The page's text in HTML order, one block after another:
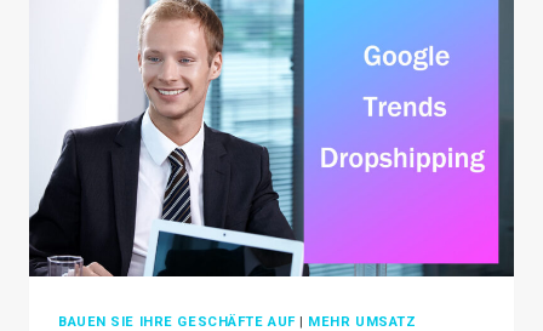
FOR
DROPSHIPPING
GROWTH
2026
BAUEN SIE IHRE GESCHÄFTE AUF| MEHR UMSATZ